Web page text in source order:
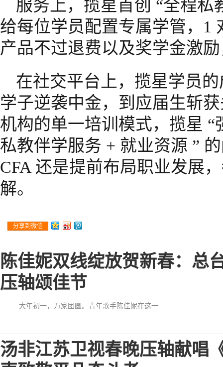
服务上，揽星首创 “全程私
给每位学员配置专属学管，1
产品不过退费以及奖学金激
在社交平台上，揽星学员
学子逆袭中金，到应届生斩
机构的单一培训模式，揽星
私教伴学服务 + 就业资源 ”
CFA 还是提前布局职业发展
解。
分享到微信
陈佳妮双线绽放贺新春：总
压轴颂佳节
大年初一，万家团圆。青年歌手陈佳妮在这一
汤非江苏卫视春晚压轴献唱